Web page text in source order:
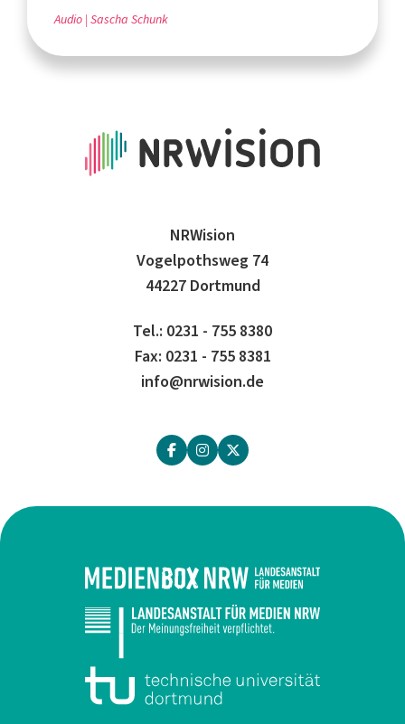
Audio Sascha Schunk
NRWision
Vogelpothsweg 74
44227 Dortmund
Tel.: 0231 - 755 8380
Fax: 0231 - 755 8381
info@nrwision.de